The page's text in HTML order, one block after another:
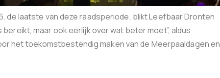
laatste van deze raadsperiode, blikt Leefbaar Dronten
maar ook eerlijk over wat beter moet”, aldus
het toekomstbestendig maken van de Meerpaaldagen en